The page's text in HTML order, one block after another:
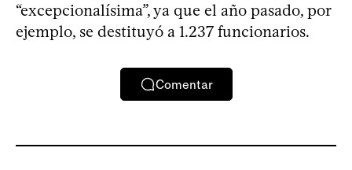
“excepcionalísima”, ya que el año pasado, por
ejemplo, se destituyó a 1.237 funcionarios.
Comentar